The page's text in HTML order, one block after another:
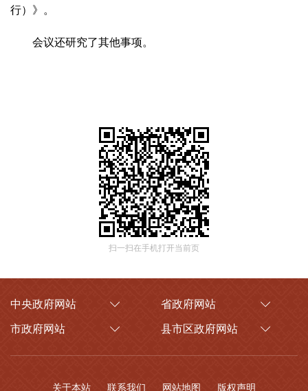
行）》。
会议还研究了其他事项。
扫一扫在手机打开当前页
中央政府网站 省政府网站
市政府网站 县市区政府网站
关于本站 联系我们 网站地图 版权声明